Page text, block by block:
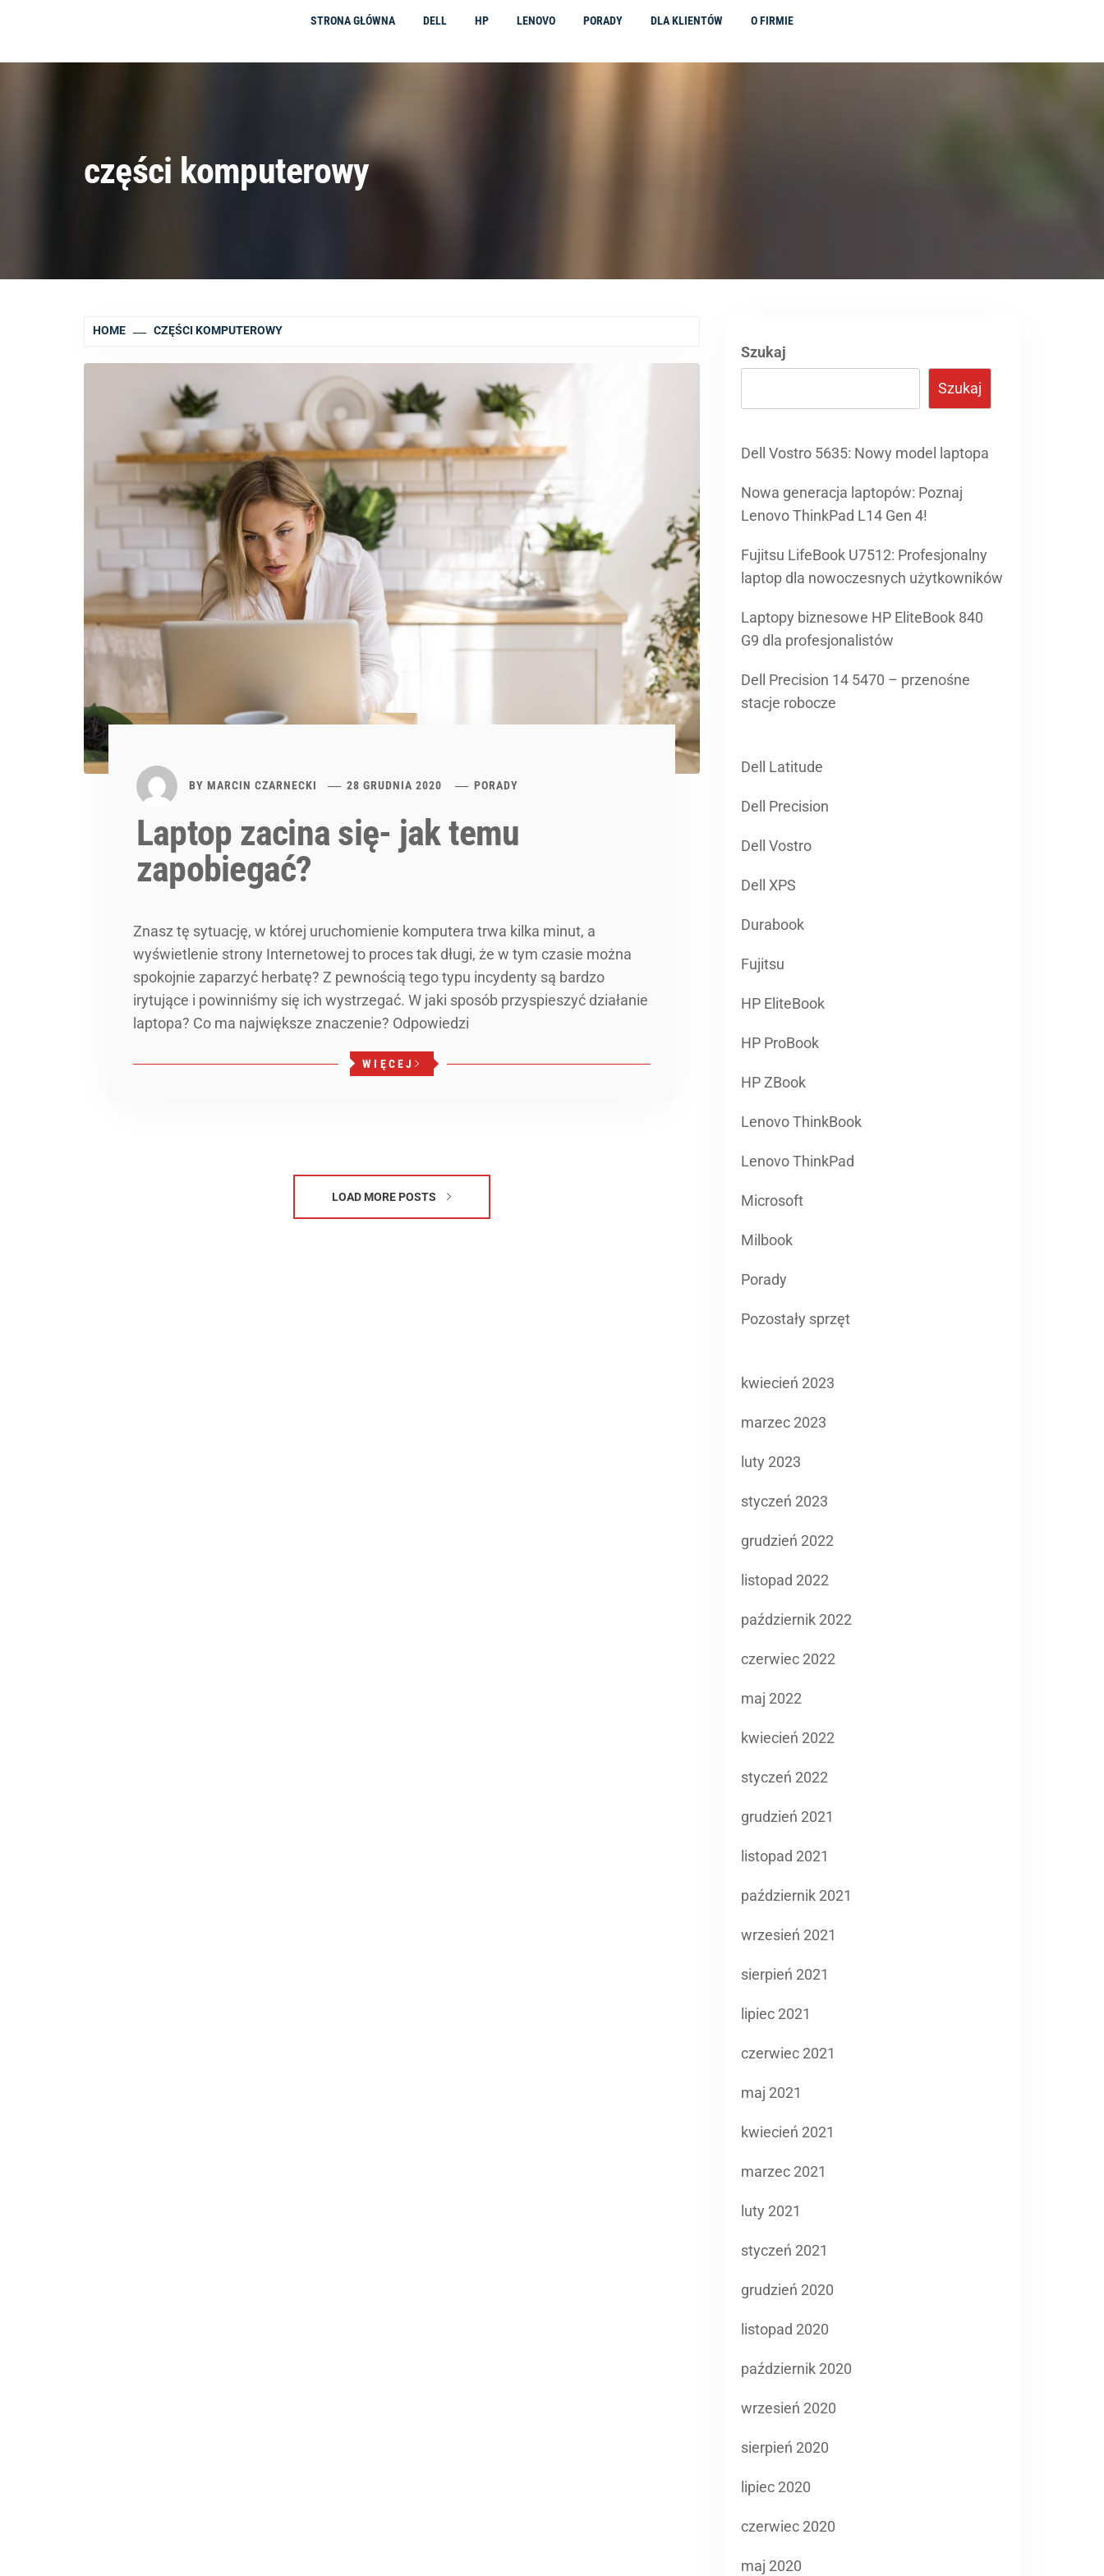
STRONA GŁÓWNA DELL HP LENOVO PORADY DLA KLIENTÓW O FIRMIE
części komputerowy
HOME CZĘŚCI KOMPUTEROWY
BY MARCIN CZARNECKI 28 GRUDNIA 2020 PORADY
Laptop zacina się- jak temu
zapobiegać?
Znasz tę sytuację, w której uruchomienie komputera trwa kilka minut, a
wyświetlenie strony Internetowej to proces tak długi, że w tym czasie można
spokojnie zaparzyć herbatę? Z pewnością tego typu incydenty są bardzo
irytujące i powinniśmy się ich wystrzegać. W jaki sposób przyspieszyć działanie
laptopa? Co ma największe znaczenie? Odpowiedzi
WIĘCEJ
Szukaj
Szukaj
Dell Vostro 5635: Nowy model laptopa
Nowa generacja laptopów: Poznaj
Lenovo ThinkPad L14 Gen 4!
Fujitsu LifeBook U7512: Profesjonalny
laptop dla nowoczesnych użytkowników
Laptopy biznesowe HP EliteBook 840
G9 dla profesjonalistów
Dell Precision 14 5470 – przenośne
stacje robocze
Dell Latitude
Dell Precision
Dell Vostro
Dell XPS
Durabook
Fujitsu
HP EliteBook
HP ProBook
HP ZBook
Lenovo ThinkBook
Lenovo ThinkPad
Microsoft
Milbook
Porady
Pozostały sprzęt
kwiecień 2023
marzec 2023
luty 2023
styczeń 2023
grudzień 2022
listopad 2022
październik 2022
czerwiec 2022
maj 2022
kwiecień 2022
styczeń 2022
grudzień 2021
listopad 2021
październik 2021
wrzesień 2021
sierpień 2021
lipiec 2021
czerwiec 2021
maj 2021
kwiecień 2021
marzec 2021
luty 2021
styczeń 2021
grudzień 2020
listopad 2020
październik 2020
wrzesień 2020
sierpień 2020
lipiec 2020
czerwiec 2020
maj 2020